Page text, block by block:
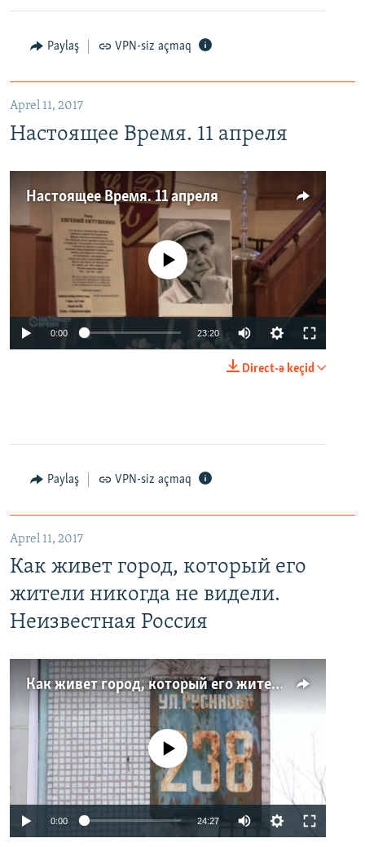
Paylaş VPN-siz açmaq
Aprel 11, 2017
Настоящее Время. 11 апреля
Настоящее Время. 11 апреля
No media source currently available
0:00 23:20
Direct-ə keçid
Paylaş VPN-siz açmaq
Aprel 11, 2017
Как живет город, который его
жители никогда не видели.
Неизвестная Россия
Как живет город, который его жители никогда не видели. Неизвестная Россия
No media source currently available
0:00 24:27